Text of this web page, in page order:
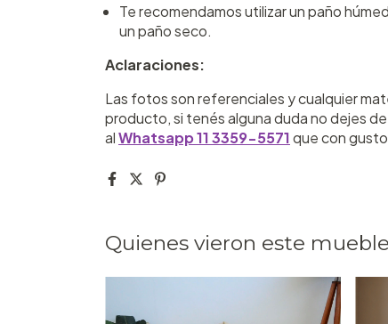
Te recomendamos utilizar un paño
un paño seco.
Aclaraciones:
Las fotos son referenciales y cualquier
producto, si tenés alguna duda no dejes
alWhatsapp 11 3359-5571que con
Quienes vieron este